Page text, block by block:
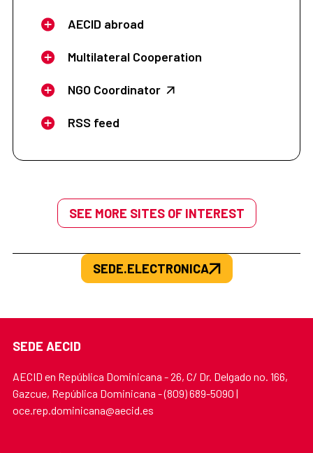
AECID abroad
Multilateral Cooperation
NGO Coordinator
RSS feed
SEE MORE SITES OF INTEREST
SEDE.ELECTRONICA
SEDE AECID
AECID en República Dominicana - 26, C/ Dr. Delgado no. 166,
Gazcue, República Dominicana - (809) 689-5090 |
oce.rep.dominicana@aecid.es